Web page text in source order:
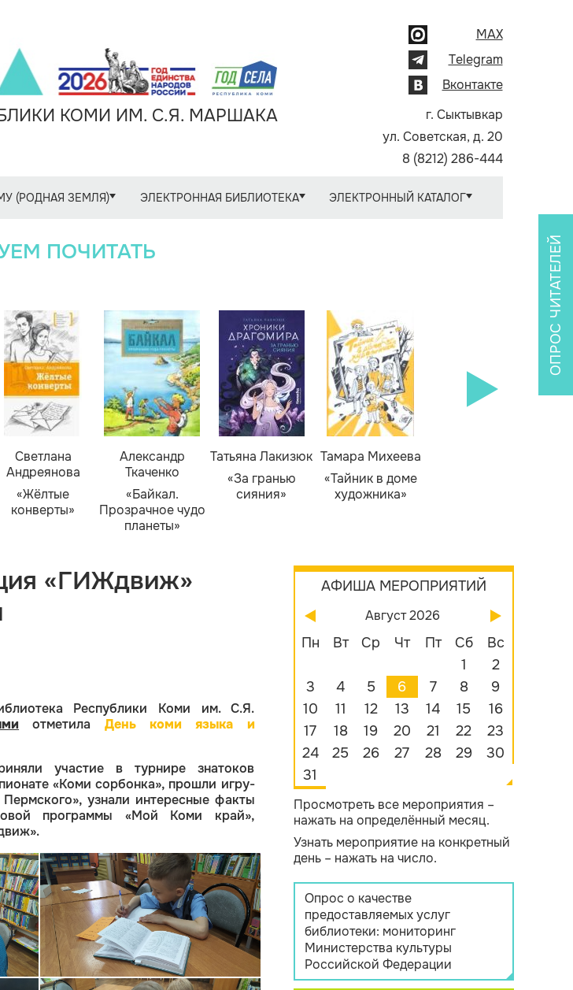
КОМИ ИМ. С.Я. МАРШАКА
MAX
Telegram
Вконтакте
г. Сыктывкар
ул. Советская, д. 20
8 (8212) 286-444
(РОДНАЯ ЗЕМЛЯ) ЭЛЕКТРОННАЯ БИБЛИОТЕКА ЭЛЕКТРОННЫЙ КАТАЛОГ
ПОЧИТАТЬ
Светлана
Андреянова
«Жёлтые
конверты»
Александр
Ткаченко
«Байкал.
Прозрачное чудо
планеты»
Татьяна Лакизюк
«За гранью
сияния»
Тамара Михеева
«Тайник в доме
художника»
«ГИЖдвиж»
Республики Коми им. С.Я.
отметила День коми языка и
участие в турнире знатоков
«Коми сорбонка», прошли игру-
узнали интересные факты
программы «Мой Коми край»,
АФИША МЕРОПРИЯТИЙ
Август 2026
Пн Вт Ср Чт Пт Сб
Вс
1
2
3
4 5 6 7 8
9
10
11 12 13 14 15
16
17
18 19 20 21 22
23
24
25 26 27 28 29
30
31
Просмотреть все мероприятия –
нажать на определённый месяц.
Узнать мероприятие на конкретный
день – нажать на число.
Опрос о качестве
предоставляемых услуг
библиотеки: мониторинг
Министерства культуры
Российской Федерации
ОПРОС ЧИТАТЕЛЕЙ